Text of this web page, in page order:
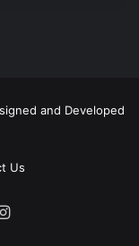
and Developed
Us
Instagram